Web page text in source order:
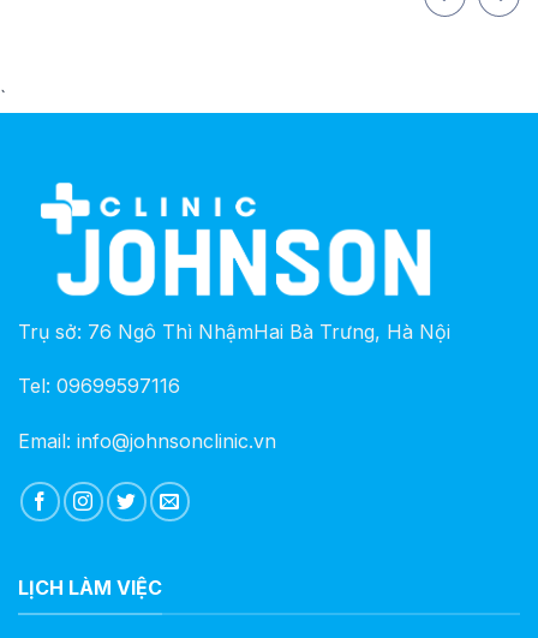
`
Trụ sở: 76 Ngô Thì NhậmHai Bà Trưng, Hà Nội
Tel: 09699597116
Email: info@johnsonclinic.vn
LỊCH LÀM VIỆC